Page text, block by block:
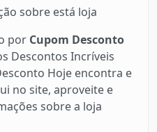
sobre está loja
por Cupom Desconto
Descontos Incríveis
Hoje encontra e
no site, aproveite e
sobre a loja